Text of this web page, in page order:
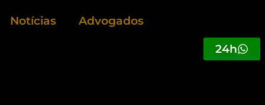
Notícias Advogados
24h